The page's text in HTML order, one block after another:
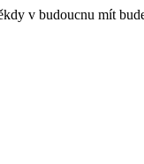
v budoucnu mít